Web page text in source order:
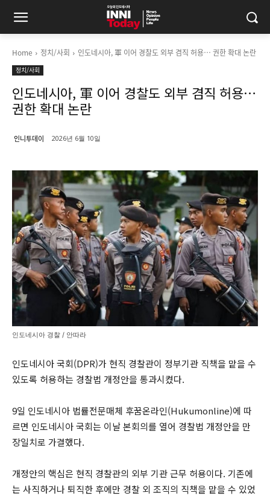
Home 정치/사회 인도네시아, 軍 이어 경찰도 외부 겸직 허용… 권한 확대 논란
정치/사회
인도네시아, 軍 이어 경찰도 외부 겸직 허용…
권한 확대 논란
인니투데이 2026년 6월 10일
인도네시아 경찰 / 안따라
인도네시아 국회(DPR)가 현직 경찰관이 정부기관 직책을 맡을 수
있도록 허용하는 경찰법 개정안을 통과시켰다.
9일 인도네시아 법률전문매체 후꿈온라인(Hukumonline)에 따
르면 인도네시아 국회는 이날 본회의를 열어 경찰법 개정안을 만
장일치로 가결했다.
개정안의 핵심은 현직 경찰관의 외부 기관 근무 허용이다. 기존에
는 사직하거나 퇴직한 후에만 경찰 외 조직의 직책을 맡을 수 있었